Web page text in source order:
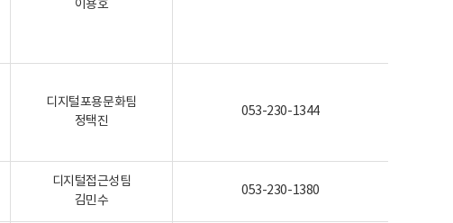
이용호
디지털포용문화팀
정택진
053-230-1344
디지털접근성팀
김민수
053-230-1380